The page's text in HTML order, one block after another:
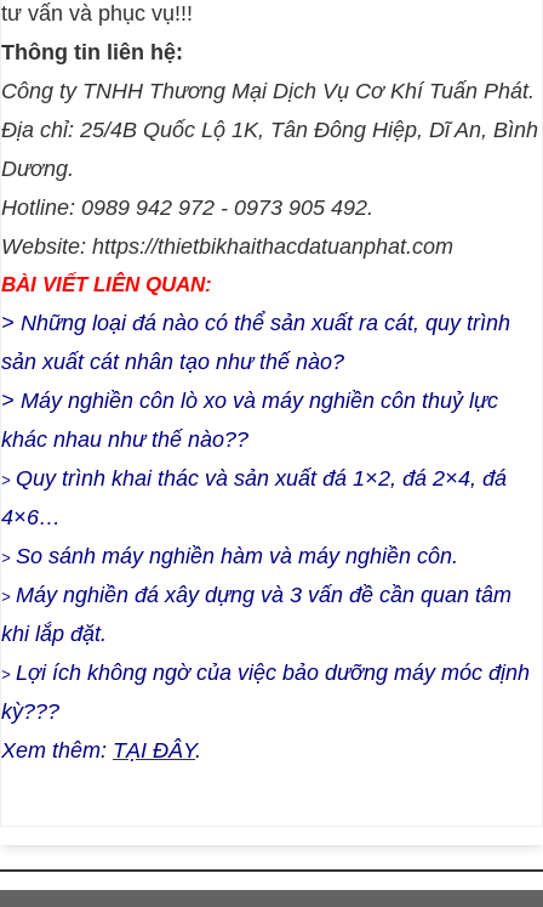
tư vấn và phục vụ!!!
Thông tin liên hệ:
Công ty TNHH Thương Mại Dịch Vụ Cơ Khí Tuấn Phát.
Địa chỉ: 25/4B Quốc Lộ 1K, Tân Đông Hiệp, Dĩ An, Bình
Dương.
Hotline: 0989 942 972 - 0973 905 492.
Website: https://thietbikhaithacdatuanphat.com
BÀI VIẾT LIÊN QUAN:
> Những loại đá nào có thể sản xuất ra cát, quy trình
sản xuất cát nhân tạo như thế nào?
> Máy nghiền côn lò xo và máy nghiền côn thuỷ lực
khác nhau như thế nào??
> Quy trình khai thác và sản xuất đá 1×2, đá 2×4, đá
4×6…
> So sánh máy nghiền hàm và máy nghiền côn.
> Máy nghiền đá xây dựng và 3 vấn đề cần quan tâm
khi lắp đặt.
> Lợi ích không ngờ của việc bảo dưỡng máy móc định
kỳ???
Xem thêm: TẠI ĐÂY.